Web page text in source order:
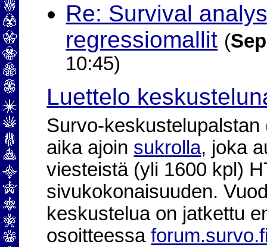
Re: Survival
regressiomallit (
10:45)
Luettelo
Survo-
aika ajoin sukrolla, joka
viesteistä (yli 1600 kpl)
sivukokonaisuuden.
keskustelua on jatkettu
osoitteessa